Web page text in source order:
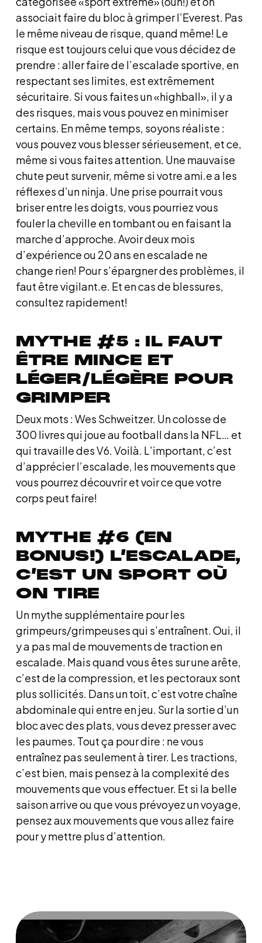
associait faire du bloc à grimper l’Everest. Pas
le même niveau de risque, quand même! Le
risque est toujours celui que vous décidez de
prendre : aller faire de l’escalade sportive, en
respectant ses limites, est extrêmement
sécuritaire. Si vous faites un «highball», il y a
des risques, mais vous pouvez en minimiser
certains. En même temps, soyons réaliste :
vous pouvez vous blesser sérieusement, et ce,
même si vous faites attention. Une mauvaise
chute peut survenir, même si votre ami.e a les
réflexes d’un ninja. Une prise pourrait vous
briser entre les doigts, vous pourriez vous
fouler la cheville en tombant ou en faisant la
marche d’approche. Avoir deux mois
d’expérience ou 20 ans en escalade ne
change rien! Pour s’épargner des problèmes, il
faut être vigilant.e. Et en cas de blessures,
consultez rapidement!
MYTHE #5 : IL FAUT
ÊTRE MINCE ET
LÉGER/LÉGÈRE POUR
GRIMPER
Deux mots : Wes Schweitzer. Un colosse de
300 livres qui joue au football dans la NFL… et
qui travaille des V6. Voilà. L’important, c’est
d’apprécier l’escalade, les mouvements que
vous pourrez découvrir et voir ce que votre
corps peut faire!
MYTHE #6 (EN
BONUS!) L’ESCALADE,
C’EST UN SPORT OÙ
ON TIRE
Un mythe supplémentaire pour les
grimpeurs/grimpeuses qui s’entraînent. Oui, il
y a pas mal de mouvements de traction en
escalade. Mais quand vous êtes sur une arête,
c’est de la compression, et les pectoraux sont
plus sollicités. Dans un toit, c’est votre chaîne
abdominale qui entre en jeu. Sur la sortie d’un
bloc avec des plats, vous devez presser avec
les paumes. Tout ça pour dire : ne vous
entraînez pas seulement à tirer. Les tractions,
c’est bien, mais pensez à la complexité des
mouvements que vous effectuer. Et si la belle
saison arrive ou que vous prévoyez un voyage,
pensez aux mouvements que vous allez faire
pour y mettre plus d’attention.